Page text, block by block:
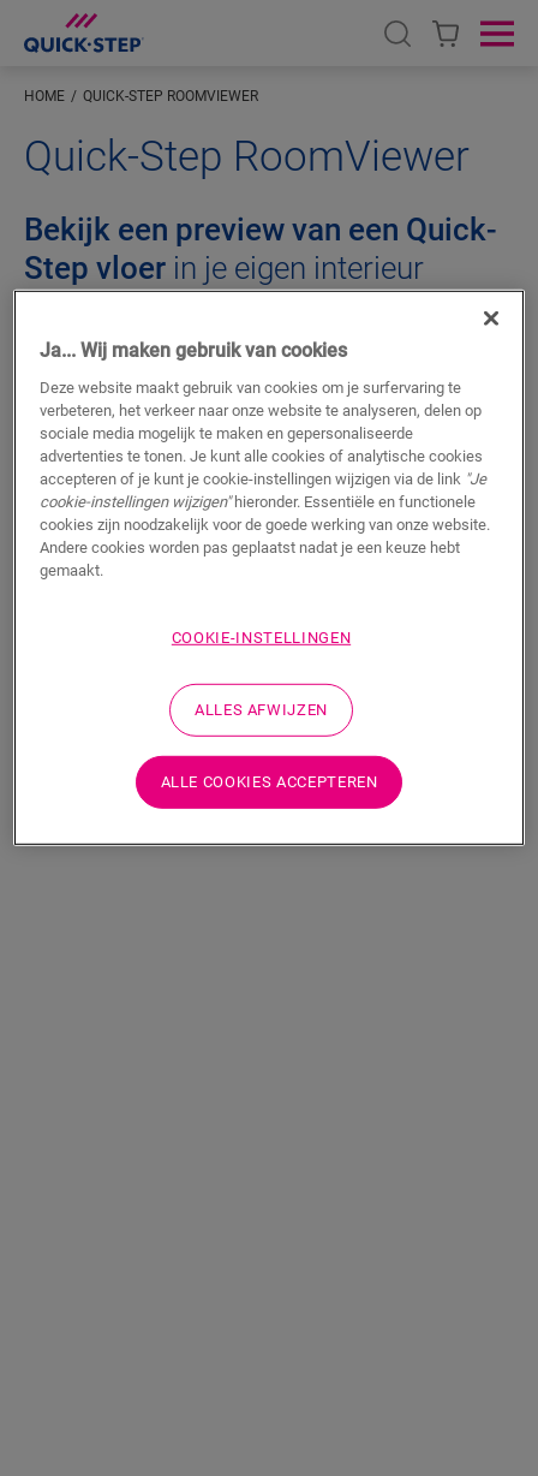
Open search
HOME QUICK-STEP ROOMVIEWER
Quick-Step RoomViewer
Bekijk een preview van een Quick-
Step vloer in je eigen interieur
vooraf al eens kunnen uitproberen bij je thuis vooraleer
Dankzij deQuick-Step RoomViewerkan je alle vloeren
vooraf virtueel 'previewen', zodat je altijd de juiste
keuze maakt.
Ja... Wij maken gebruik van cookies
Deze website maakt gebruik van cookies om je surfervaring te
verbeteren, het verkeer naar onze website te analyseren, delen op
sociale media mogelijk te maken en gepersonaliseerde
advertenties te tonen. Je kunt alle cookies of analytische cookies
accepteren of je kunt je cookie-instellingen wijzigen via de link "Je
cookie-instellingen wijzigen"hieronder. Essentiële en functionele
cookies zijn noodzakelijk voor de goede werking van onze website.
Andere cookies worden pas geplaatst nadat je een keuze hebt
gemaakt.
COOKIE-INSTELLINGEN
ALLES AFWIJZEN
ALLE COOKIES ACCEPTEREN